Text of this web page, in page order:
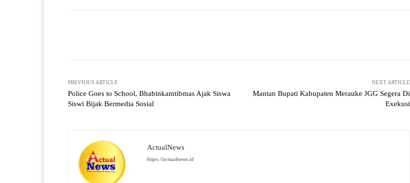
PREVIOUS ARTICLE
Police Goes to School, Bhabinkamtibmas Ajak Siswa
Siswi Bijak Bermedia Sosial
NEXT ARTICLE
Mantan Bupati Kabupaten Merauke JGG Segera Di
Exekusi
ActualNews
https://actualnews.id